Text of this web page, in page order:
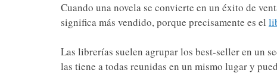
Cuando una novela se convierte en un éxito de
significa más vendido, porque precisamente es el
Las librerías suelen agrupar los best-seller en un
las tiene a todas reunidas en un mismo lugar y